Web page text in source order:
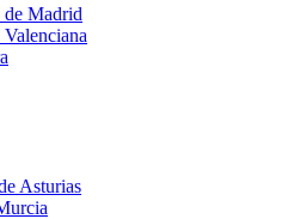
Madrid
Asturias